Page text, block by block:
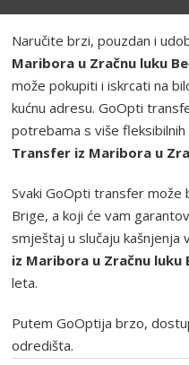
Naručite brzi, pouzdan i
Maribora u Zračnu luku
može pokupiti i iskrcati na
kućnu adresu. GoOpti
potrebama s više
Transfer iz Maribora u
Svaki GoOpti transfer
Brige, a koji će vam
smještaj u slučaju kašnjenja
iz Maribora u Zračnu luku
leta.
Putem GoOptija brzo,
odredišta.